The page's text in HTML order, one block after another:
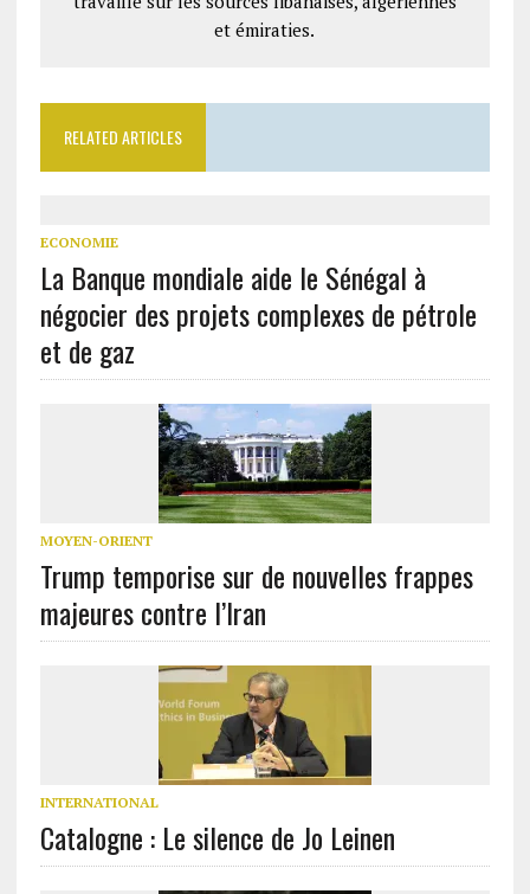
et émiraties.
RELATED ARTICLES
ECONOMIE
La Banque mondiale aide le Sénégal à
négocier des projets complexes de pétrole
et de gaz
MOYEN-ORIENT
Trump temporise sur de nouvelles frappes
majeures contre l’Iran
INTERNATIONAL
Catalogne : Le silence de Jo Leinen